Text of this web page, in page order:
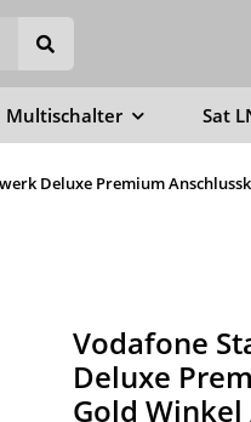
Multischalter Sat
Deluxe Premium
Vodafone
Deluxe
Gold